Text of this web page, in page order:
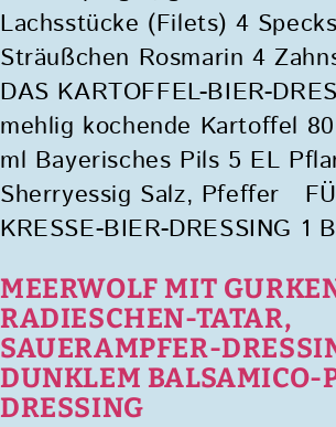
Lachsstücke (Filets) 4
Sträußchen Rosmarin 4
DAS KARTOFFEL-BIER-
mehlig kochende Kartoffel
ml Bayerisches Pils 5 EL
Sherryessig Salz, Pfeffer
KRESSE-BIER-DRESSING 1
MEERWOLF MIT
RADIESCHEN-TATAR,
SAUERAMPFER-
DUNKLEM BALSAMICO-
DRESSING